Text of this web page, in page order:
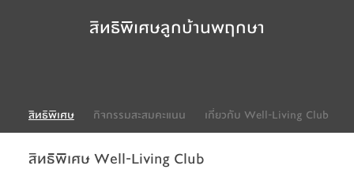
สิทธิพิเศษลูกบ้านพฤกษา
สิทธิพิเศษ กิจกรรมสะสมคะแนน เกี่ยวกับ Well-Living Club
สิทธิพิเศษ Well-Living Club